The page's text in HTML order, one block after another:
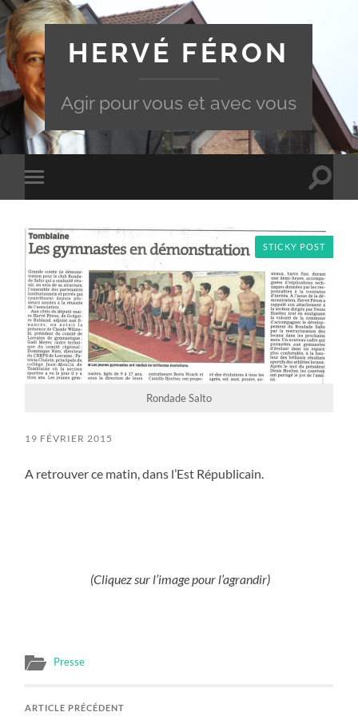
HERVÉ FÉRON
Agir pour vous et avec vous
Toggle
mobile
Toggle
STICKY POST
Rondade Salto
19 FÉVRIER 2015
A retrouver ce matin, dans l’Est Républicain.
(Cliquez sur l’image pour l’agrandir)
Presse
ARTICLE PRÉCÉDENT